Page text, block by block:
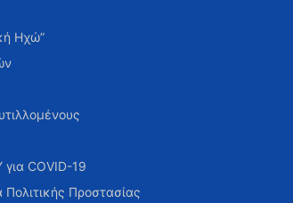
Ηχώ”
COVID-19
Πολιτικής Προστασίας